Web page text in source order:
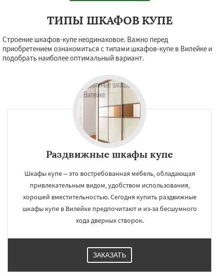
ТИПЫ ШКАФОВ КУПЕ
Строение шкафов-купе неодинаковое. Важно перед
приобретением ознакомиться с типами шкафов-купе в Вилейке и
подобрать наиболее оптимальный вариант.
Раздвижные шкафы купе
Шкафы купе – это востребованная мебель, обладающая
привлекательным видом, удобством использования,
хорошей вместительностью. Сегодня купить раздвижные
шкафы купе в Вилейке предпочитают и из-за бесшумного
хода дверных створок.
ЗАКАЗАТЬ